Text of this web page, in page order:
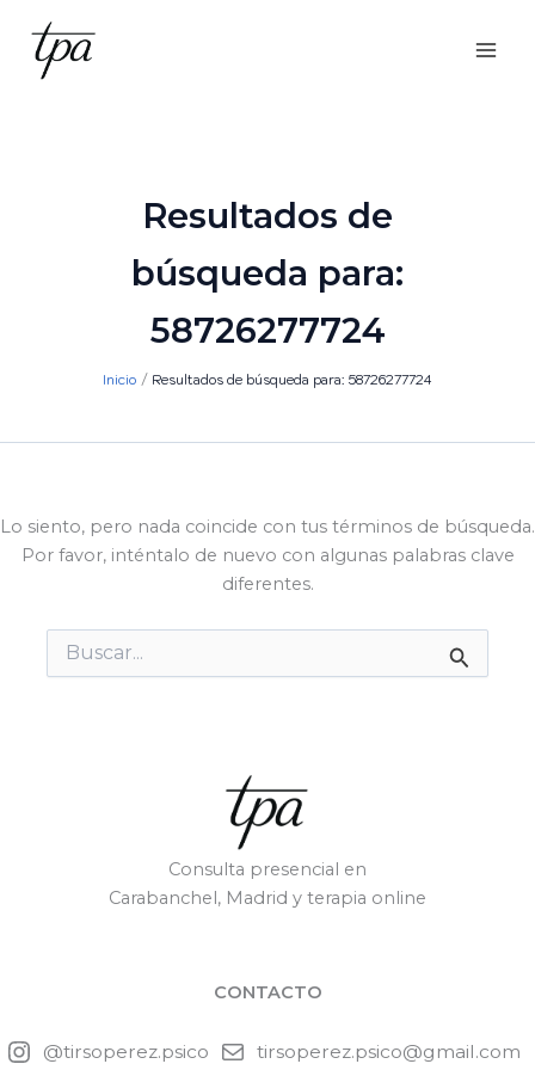
contenido
Resultados de
búsqueda para:
58726277724
Inicio Resultados de búsqueda para: 58726277724
Lo siento, pero nada coincide con tus términos de búsqueda.
Por favor, inténtalo de nuevo con algunas palabras clave
diferentes.
Buscar
por:
Consulta presencial en
Carabanchel, Madrid y terapia online
CONTACTO
@tirsoperez.psico tirsoperez.psico@gmail.com